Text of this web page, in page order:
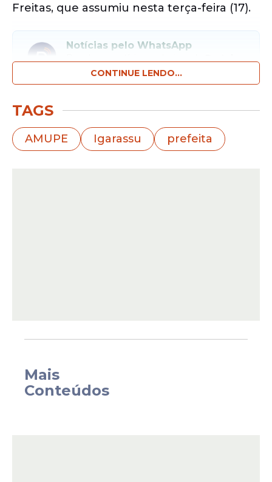
Freitas, que assumiu nesta terça-feira (17).
Notícias pelo WhatsApp
de Prefeiturapelo nosso canal.
A posse, na sede da Associação no Recife ,
que completa 59 anos, contou com a
CONTINUE LENDO...
TAGS
AMUPE Igarassu prefeita
Mais
Conteúdos